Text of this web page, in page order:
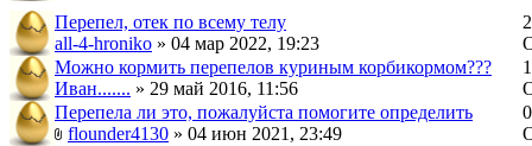
Перепел, отек по всему телу
all-4-hroniko » 04 мар 2022, 19:23
2
Можно кормить перепелов куриным корбикормом???
Иван....... » 29 май 2016, 11:56
Перепела ли это, пожалуйста помогите определить
flounder4130 » 04 июн 2021, 23:49
0